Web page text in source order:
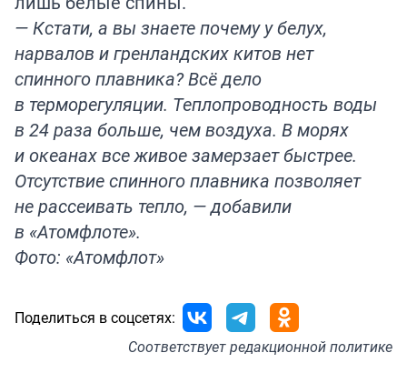
— Кстати, а вы знаете почему у белух,
нарвалов и гренландских китов нет
спинного плавника? Всё дело
в терморегуляции. Теплопроводность воды
в 24 раза больше, чем воздуха. В морях
и океанах все живое замерзает быстрее.
Отсутствие спинного плавника позволяет
не рассеивать тепло, — добавили
в «Атомфлоте».
Фото: «Атомфлот»
Поделиться в соцсетях:
Соответствуетредакционной политике